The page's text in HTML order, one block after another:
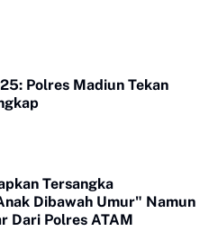
Polres Madiun Tekan
Tersangka
Dibawah Umur" Namun
Dari Polres ATAM